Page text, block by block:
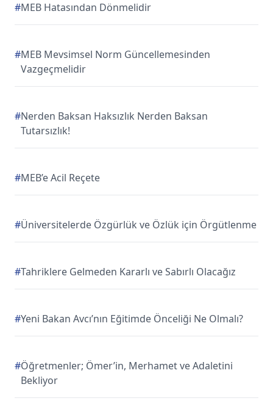
#MEB Hatasından Dönmelidir
#MEB Mevsimsel Norm Güncellemesinden
Vazgeçmelidir
#Nerden Baksan Haksızlık Nerden Baksan
Tutarsızlık!
#MEB’e Acil Reçete
#Üniversitelerde Özgürlük ve Özlük için Örgütlenme
#Tahriklere Gelmeden Kararlı ve Sabırlı Olacağız
#Yeni Bakan Avcı’nın Eğitimde Önceliği Ne Olmalı?
#Öğretmenler; Ömer’in, Merhamet ve Adaletini
Bekliyor